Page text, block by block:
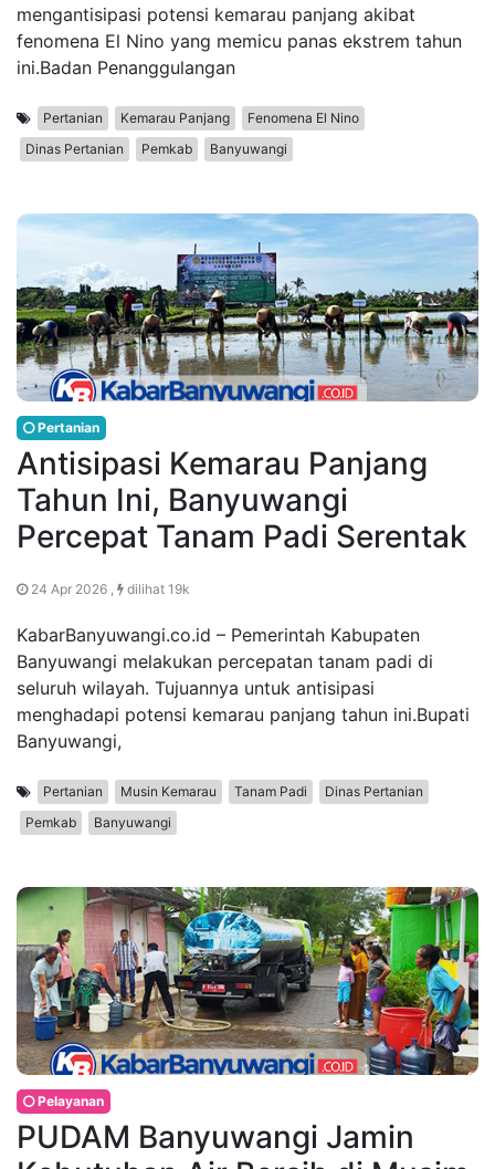
mengantisipasi potensi kemarau panjang akibat
fenomena El Nino yang memicu panas ekstrem tahun
ini.Badan Penanggulangan
Pertanian Kemarau Panjang
Fenomena El Nino
Dinas Pertanian
Pemkab Banyuwangi
Pertanian
Antisipasi Kemarau Panjang
Tahun Ini, Banyuwangi
Percepat Tanam Padi Serentak
24 Apr 2026 , dilihat 19k
KabarBanyuwangi.co.id – Pemerintah Kabupaten
Banyuwangi melakukan percepatan tanam padi di
seluruh wilayah. Tujuannya untuk antisipasi
menghadapi potensi kemarau panjang tahun ini.Bupati
Banyuwangi,
Pertanian Musin Kemarau Tanam Padi
Dinas Pertanian
Pemkab
Banyuwangi
Pelayanan
PUDAM Banyuwangi Jamin